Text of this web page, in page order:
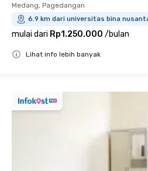
Medang, Pagedangan
6.9 km dari universitas bina
mulai dari Rp1.250.000 /bulan
Lihat info lebih banyak